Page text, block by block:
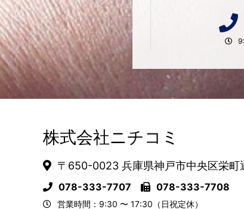
株式会社ニチコミ
〒650-0023 兵庫県神戸市中央区栄町
078-333-7707 078-333-7708
営業時間：9:30 〜 17:30（日祝定休）